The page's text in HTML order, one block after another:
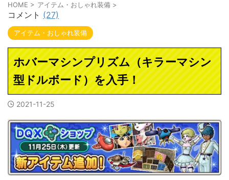
HOME > アイテム・おしゃれ装備 >
コメント (27)
アイテム・おしゃれ装備
ホバーマシンプリズム（キラーマシン
型ドルボード）を入手！
2021-11-25